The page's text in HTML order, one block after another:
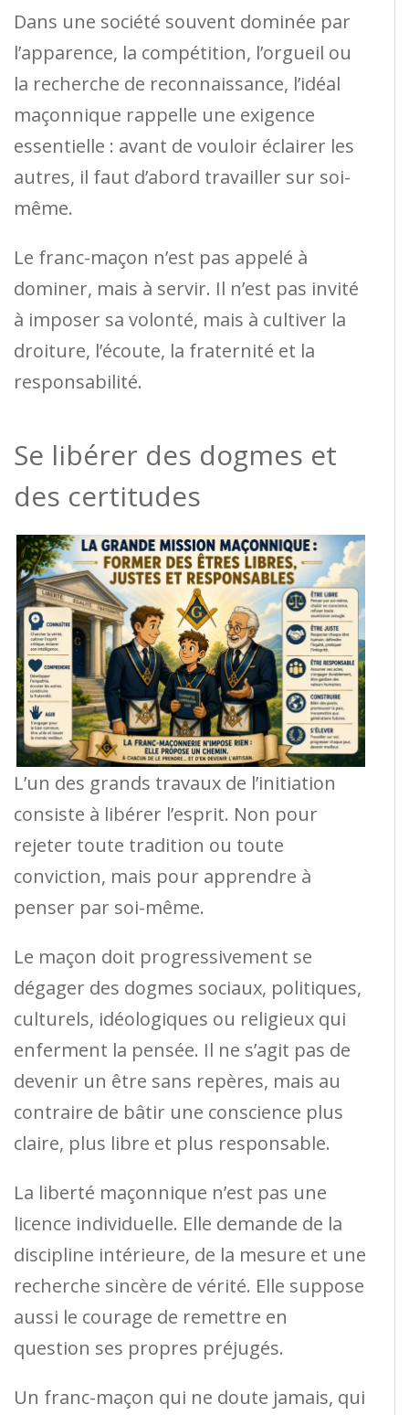
Dans une société souvent dominée par
l’apparence, la compétition, l’orgueil ou
la recherche de reconnaissance, l’idéal
maçonnique rappelle une exigence
essentielle : avant de vouloir éclairer les
autres, il faut d’abord travailler sur soi-
même.
Le franc-maçon n’est pas appelé à
dominer, mais à servir. Il n’est pas invité
à imposer sa volonté, mais à cultiver la
droiture, l’écoute, la fraternité et la
responsabilité.
Se libérer des dogmes et
des certitudes
L’un des grands travaux de l’initiation
consiste à libérer l’esprit. Non pour
rejeter toute tradition ou toute
conviction, mais pour apprendre à
penser par soi-même.
Le maçon doit progressivement se
dégager des dogmes sociaux, politiques,
culturels, idéologiques ou religieux qui
enferment la pensée. Il ne s’agit pas de
devenir un être sans repères, mais au
contraire de bâtir une conscience plus
claire, plus libre et plus responsable.
La liberté maçonnique n’est pas une
licence individuelle. Elle demande de la
discipline intérieure, de la mesure et une
recherche sincère de vérité. Elle suppose
aussi le courage de remettre en
question ses propres préjugés.
Un franc-maçon qui ne doute jamais, qui